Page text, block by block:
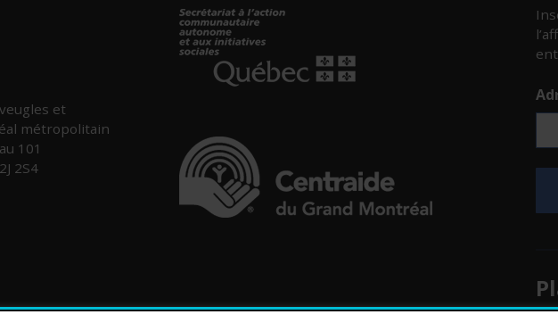
et
métropolitain
101
2S4
s'ouvrira dans une nouvelle fenêtre.
- Cet hyperlien s'ouvrira dans une nouvelle fenêtre.